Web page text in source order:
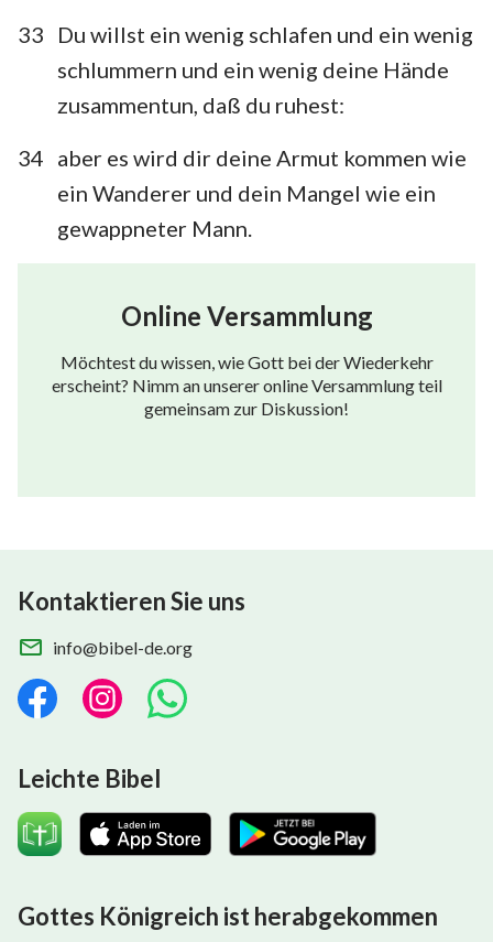
33
Du willst ein wenig schlafen und ein wenig
schlummern und ein wenig deine Hände
zusammentun, daß du ruhest:
34 aber es wird dir deine Armut kommen wie
ein Wanderer und dein Mangel wie ein
gewappneter Mann.
Online Versammlung
Möchtest du wissen, wie Gott bei der Wiederkehr
erscheint? Nimm an unserer online Versammlung teil
gemeinsam zur Diskussion!
Kontaktieren Sie uns
info@bibel-de.org
Leichte Bibel
Gottes Königreich ist herabgekommen